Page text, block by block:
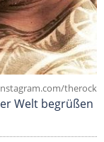
therock
Welt begrüßen